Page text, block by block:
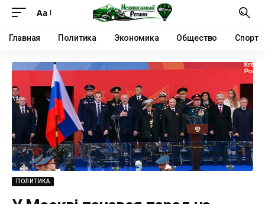
Аа
Главная Политика Экономика Общество Спорт
ПОЛИТИКА